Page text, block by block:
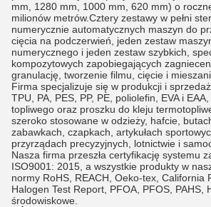
mm, 1280 mm, 1000 mm, 620 mm) o
milionów metrów.Cztery zestawy w pełni
numerycznie automatycznych maszyn do
cięcia na podczerwień, jeden zestaw
numerycznego i jeden zestaw szybkich,
kompozytowych zapobiegających
granulację, tworzenie filmu, cięcie i
Firma specjalizuje się w produkcji i
TPU, PA, PES, PP, PE, poliolefin, EVA i
topliwego oraz proszku do kleju
szeroko stosowane w odzieży, hafcie,
zabawkach, czapkach, artykułach
przyrządach precyzyjnych, lotnictwie i
Nasza firma przeszła certyfikację systemu
ISO9001: 2015, a wszystkie produkty w
normy RoHS, REACH, Oeko-tex, California
Halogen Test Report, PFOA, PFOS, PAHS,
środowiskowe.